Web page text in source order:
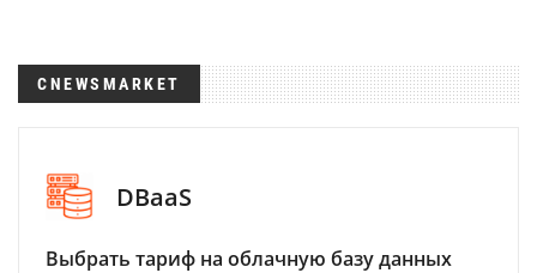
CNEWSMARKET
DBaaS
Выбрать тариф на облачную базу данных